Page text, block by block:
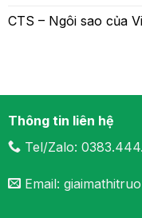
CTS – Ngôi sao của
Thông tin liên hệ
Tel/Zalo:
Email: